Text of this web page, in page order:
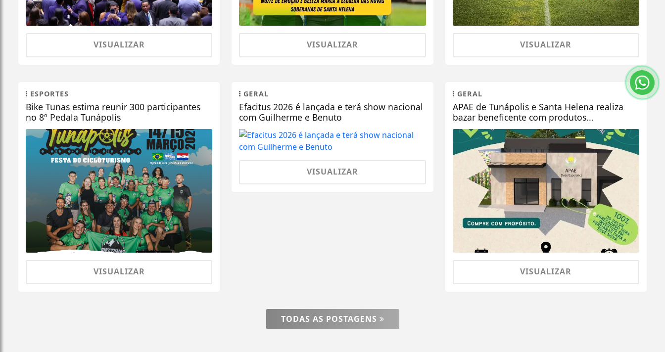
VISUALIZAR VISUALIZAR VISUALIZAR
ESPORTES
Bike Tunas estima reunir 300 participantes
no 8º Pedala Tunápolis
VISUALIZAR
GERAL
Efacitus 2026 é lançada e terá show nacional
com Guilherme e Benuto
VISUALIZAR
GERAL
APAE de Tunápolis e Santa Helena realiza
bazar beneficente com produtos...
VISUALIZAR
TODAS AS POSTAGENS